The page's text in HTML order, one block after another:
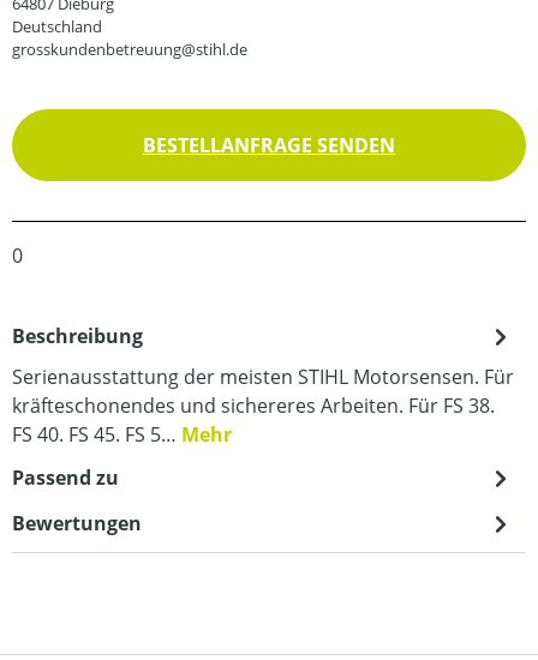
Deutschland
grosskundenbetreuung@stihl.de
BESTELLANFRAGE SENDEN
0
Beschreibung
Serienausstattung der meisten STIHL Motorsensen. Für
kräfteschonendes und sichereres Arbeiten. Für FS 38.
FS 40. FS 45. FS 5… Mehr
Passend zu
Bewertungen